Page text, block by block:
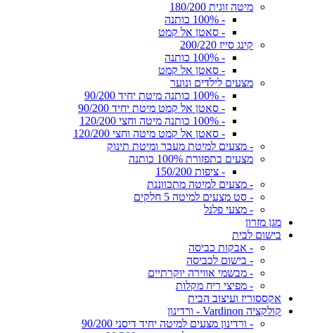
מיטה זוגית 180/200
- 100% כותנה
- סאטן אל קמט
קינג סייז 200/220
- 100% כותנה
- סאטן אל קמט
מצעים לילדים ונוער
- 100% כותנה מיטת יחיד 90/200
- סאטן אל קמט מיטת יחיד 90/200
- 100% כותנה מיטה וחצי 120/200
- סאטן אל קמט מיטה וחצי 120/200
- מצעים למיטת מעבר ומיטת תינוק
מצעים בתפזורת 100% כותנה
- ציפות 150/200
- מצעים למיטה מתכווננת
- סט מצעים למיטה 5 חלקים
- מצעי פלנל
מגן מזרון
בישום לבית
- אבקות כביסה
- בישום לכביסה
- מבשמי אווירה יוקרתיים
- מפיצי ריח מקלות
אקססוריז ועיצוב הבית
קולקציה Vardinon - ורדינון
- ורדינון מצעים למיטה יחיד דיסני 90/200